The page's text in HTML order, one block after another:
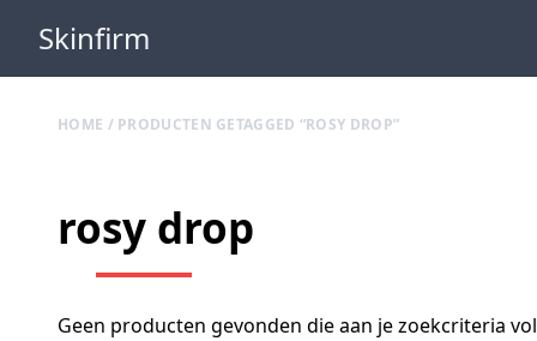
Skinfirm
HOME / PRODUCTEN GETAGGED “ROSY DROP”
rosy drop
Geen producten gevonden die aan je zoekcriteria